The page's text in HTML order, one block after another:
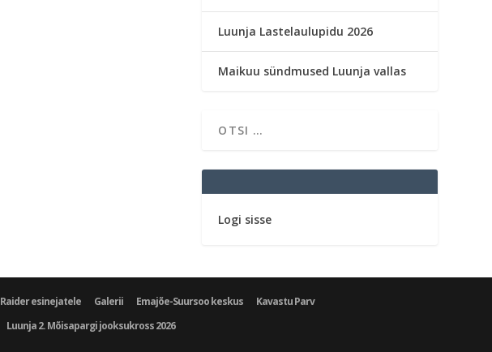
Luunja Lastelaulupidu 2026
Maikuu sündmused Luunja vallas
Logi sisse
Raider esinejatele Galerii Emajõe-Suursoo keskus
Kavastu Parv
Luunja 2. Mõisapargi jooksukross 2026